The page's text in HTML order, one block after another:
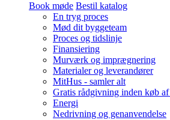
Book møde Bestil katalog
En tryg proces
Mød dit byggeteam
Proces og tidslinje
Finansiering
Murværk og imprægnering
Materialer og leverandører
MitHus - samler alt
Gratis rådgivning inden køb
Energi
Nedrivning og genanvendelse